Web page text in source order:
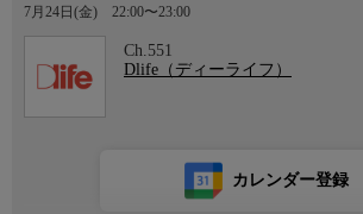
7月24日(金) 22:00〜23:00
Ch.551
Dlife（ディーライフ）
カレンダー登録